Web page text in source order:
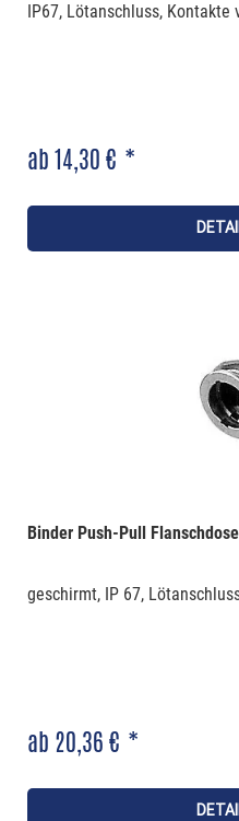
IP67, Lötanschluss, Kontakte
ab 14,30 € *
Binder Push-Pull
geschirmt, IP 67,
ab 20,36 € *